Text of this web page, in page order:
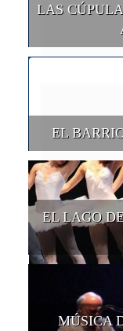
LAS
EL
EL LAGO
MÚSICA